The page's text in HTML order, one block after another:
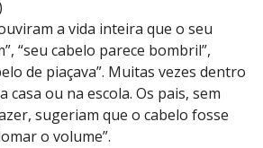
a vida inteira que o seu
“seu cabelo parece bombril”,
de piaçava”. Muitas vezes dentro
casa ou na escola. Os pais, sem
sugeriam que o cabelo fosse
o volume”.